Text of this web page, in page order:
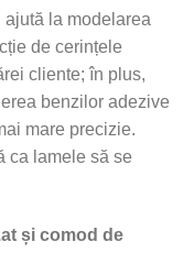
ajută la modelarea
de cerințele
cliente; în plus,
benzilor adezive
mare precizie.
ca lamele să se
și comod de